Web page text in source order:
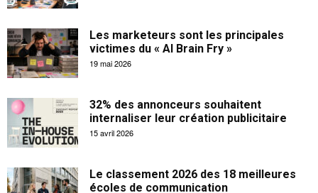
Les marketeurs sont les principales
victimes du « AI Brain Fry »
19 mai 2026
32% des annonceurs souhaitent
internaliser leur création publicitaire
15 avril 2026
Le classement 2026 des 18 meilleures
écoles de communication